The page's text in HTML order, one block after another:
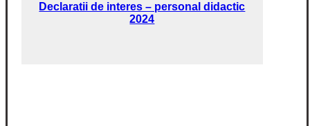
Declaratii de interes – personal didactic
2024